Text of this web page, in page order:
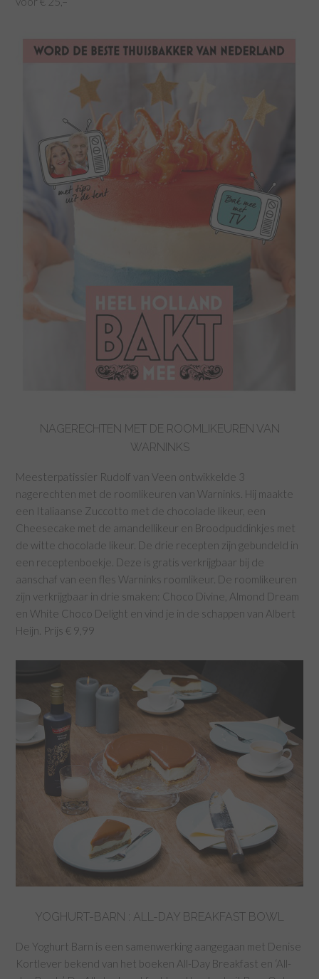
NAGERECHTEN MET DE ROOMLIKEUREN VAN
WARNINKS
Meesterpatissier Rudolf van Veen ontwikkelde 3
nagerechten met de roomlikeuren van Warninks. Hij maakte
een Italiaanse Zuccotto met de chocolade likeur, een
Cheesecake met de amandellikeur en Broodpuddinkjes met
de witte chocolade likeur. De drie recepten zijn gebundeld in
een receptenboekje. Deze is gratis verkrijgbaar bij de
aanschaf van een fles Warninks roomlikeur. De roomlikeuren
zijn verkrijgbaar in drie smaken: Choco Divine, Almond Dream
en White Choco Delight en vind je in de schappen van Albert
Heijn. Prijs € 9,99
YOGHURT-BARN : ALL-DAY BREAKFAST BOWL
De Yoghurt Barn is een samenwerking aangegaan met Denise
Kortlever bekend van het boeken All-Day Breakfast en ‘All-